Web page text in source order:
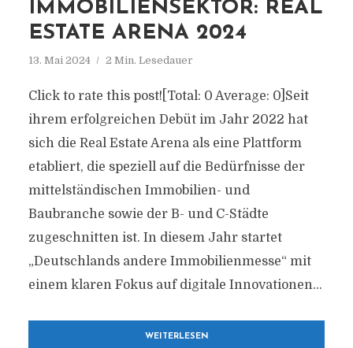
IMMOBILIENSEKTOR: REAL
ESTATE ARENA 2024
13. Mai 2024 2 Min. Lesedauer
Click to rate this post![Total: 0 Average: 0]Seit
ihrem erfolgreichen Debüt im Jahr 2022 hat
sich die Real Estate Arena als eine Plattform
etabliert, die speziell auf die Bedürfnisse der
mittelständischen Immobilien- und
Baubranche sowie der B- und C-Städte
zugeschnitten ist. In diesem Jahr startet
„Deutschlands andere Immobilienmesse“ mit
einem klaren Fokus auf digitale Innovationen...
WEITERLESEN